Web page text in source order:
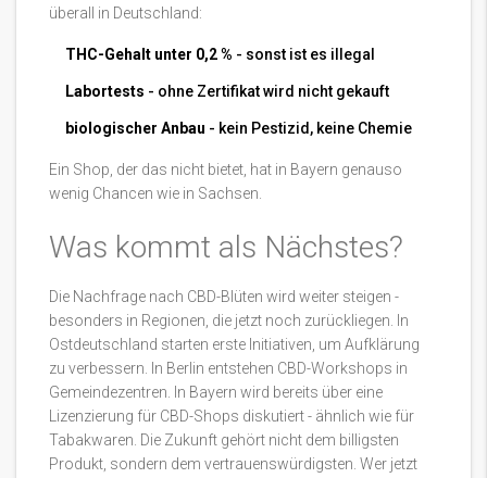
überall in Deutschland:
THC-Gehalt unter 0,2 % - sonst ist es illegal
Labortests - ohne Zertifikat wird nicht gekauft
biologischer Anbau - kein Pestizid, keine Chemie
Ein Shop, der das nicht bietet, hat in Bayern genauso
wenig Chancen wie in Sachsen.
Was kommt als Nächstes?
Die Nachfrage nach CBD-Blüten wird weiter steigen -
besonders in Regionen, die jetzt noch zurückliegen. In
Ostdeutschland starten erste Initiativen, um Aufklärung
zu verbessern. In Berlin entstehen CBD-Workshops in
Gemeindezentren. In Bayern wird bereits über eine
Lizenzierung für CBD-Shops diskutiert - ähnlich wie für
Tabakwaren. Die Zukunft gehört nicht dem billigsten
Produkt, sondern dem vertrauenswürdigsten. Wer jetzt